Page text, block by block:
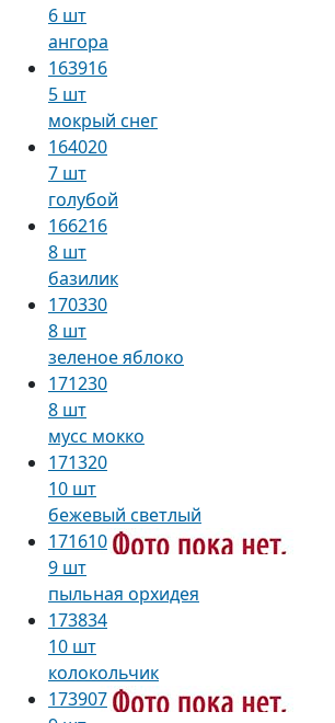
6 шт
ангора
163916
5 шт
мокрый снег
164020
7 шт
голубой
166216
8 шт
базилик
170330
8 шт
зеленое яблоко
171230
8 шт
мусс мокко
171320
10 шт
бежевый светлый
171610
9 шт
пыльная орхидея
173834
10 шт
колокольчик
173907